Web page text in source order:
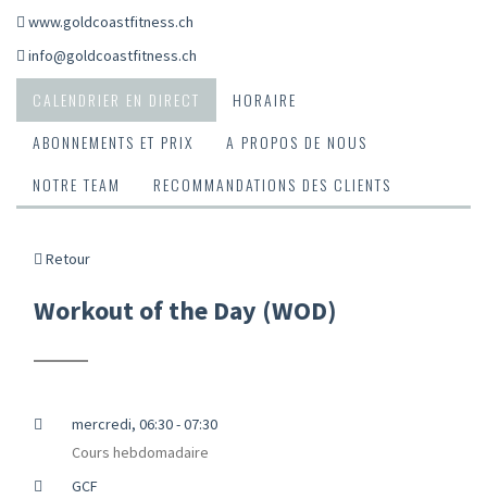
www.goldcoastfitness.ch
info@goldcoastfitness.ch
CALENDRIER EN DIRECT
HORAIRE
ABONNEMENTS ET PRIX
A PROPOS DE NOUS
NOTRE TEAM
RECOMMANDATIONS DES CLIENTS
Retour
Workout of the Day (WOD)
mercredi, 06:30 - 07:30
Cours hebdomadaire
GCF